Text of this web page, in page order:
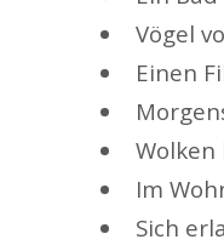
Vögel
Einen
Im
Sich